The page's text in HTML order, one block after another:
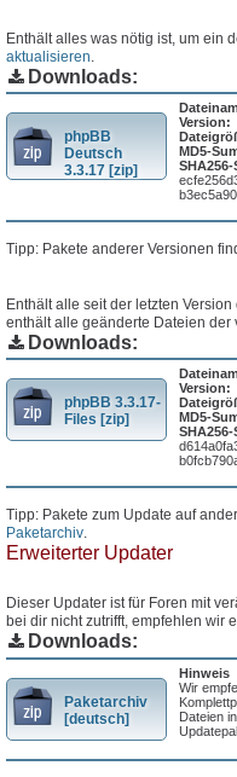
Enthält alles was nötig ist, um ein
aktualisieren.
Downloads:
phpBB
Deutsch
3.3.17 [zip]
Version:
MD5-
Tipp: Pakete anderer Versionen
Enthält alle seit der letzten
enthält alle geänderte Dateien der
Downloads:
phpBB 3.3.17-
Files [zip]
Version:
MD5-
Tipp: Pakete zum Update auf
Paketarchiv.
Erweiterter Updater
Dieser Updater ist für Foren mit
bei dir nicht zutrifft, empfehlen wir
Downloads:
Paketarchiv
[deutsch]
Hinweis
Wir
Dateien